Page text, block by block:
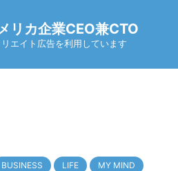
リカ企業CEO兼CTO
エイト広告を利用しています
BUSINESS LIFE MY MIND